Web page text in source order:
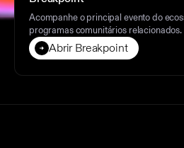
Acompanhe o principal evento do
programas comunitários relacionados.
Abrir Breakpoint